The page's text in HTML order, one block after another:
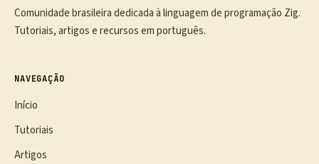
Comunidade brasileira dedicada à linguagem de programação Zig.
Tutoriais, artigos e recursos em português.
NAVEGAÇÃO
Início
Tutoriais
Artigos